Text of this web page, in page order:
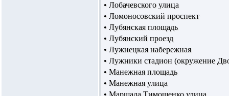
• Лобачевского улица
• Ломоносовский проспект
• Лубянская площадь
• Лубянский проезд
• Лужнецкая набережная
• Лужники стадион (окружение
• Манежная площадь
• Манежная улица
• Маршала Тимошенко улица